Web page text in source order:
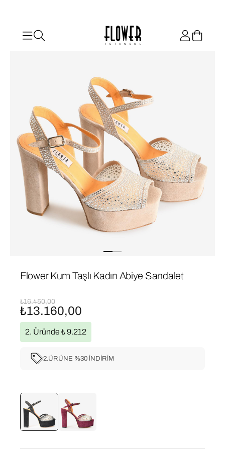
ISTANBUL
Flower Kum Taşlı Kadın Abiye Sandalet
₺16.450,00
₺13.160,00
2.ÜRÜNE %30 İNDİRİM
2. Üründe ₺ 9.212